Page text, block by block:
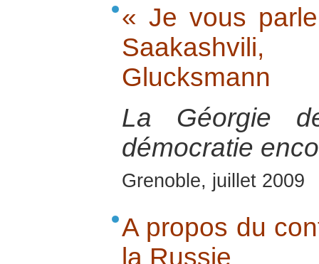
« Je vous
Glucksmann
La Géorgie
démocratie
Grenoble, juillet 2009
A propos du
la Russie